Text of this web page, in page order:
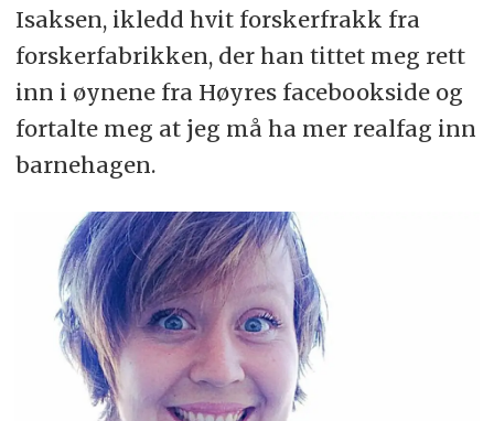
Isaksen, ikledd hvit forskerfrakk fra
forskerfabrikken, der han tittet meg rett
inn i øynene fra Høyres facebookside og
fortalte meg at jeg må ha mer realfag inn
barnehagen.